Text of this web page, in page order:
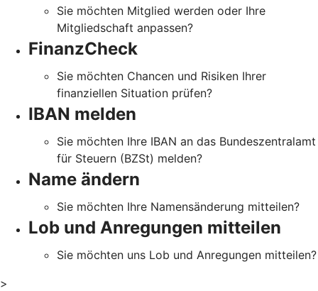
Sie möchten Mitglied werden oder Ihre
Mitgliedschaft anpassen?
FinanzCheck
Sie möchten Chancen und Risiken Ihrer
finanziellen Situation prüfen?
IBAN melden
Sie möchten Ihre IBAN an das Bundeszentralamt
für Steuern (BZSt) melden?
Name ändern
Sie möchten Ihre Namensänderung mitteilen?
Lob und Anregungen mitteilen
Sie möchten uns Lob und Anregungen mitteilen?
>